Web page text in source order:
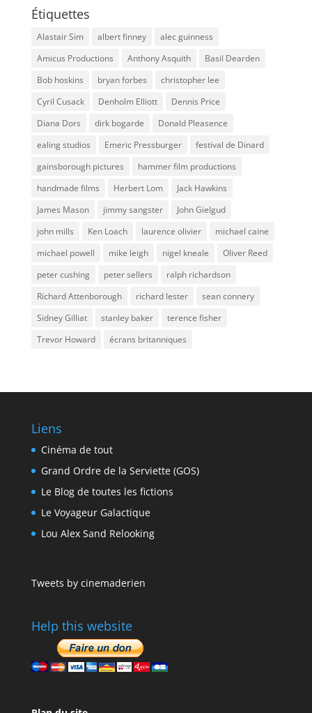
Étiquettes
Alastair Sim albert finney
alec guinness
Amicus Productions
Anthony Asquith
Basil Dearden
Bob hoskins
bryan forbes
christopher lee
Cyril Cusack
Denholm Elliott
Dennis Price
Diana Dors
dirk bogarde
Donald Pleasence
ealing studios
Emeric Pressburger
festival de Dinard
gainsborough pictures
hammer film productions
handmade films
Herbert Lom
Jack Hawkins
James Mason
jimmy sangster
John Gielgud
john mills
Ken Loach laurence olivier
michael caine
michael powell
mike leigh nigel kneale
Oliver Reed
peter cushing
peter sellers
ralph richardson
Richard Attenborough
richard lester
sean connery
Sidney Gilliat
stanley baker
terence fisher
Trevor Howard
écrans britanniques
Liens
Cinéma de tout
Grand Ordre de la Serviette (GOS)
Le Blog de toutes les fictions
Le Voyageur Galactique
Lou Alex Sand Relooking
Tweets by cinemaderien
Help this website